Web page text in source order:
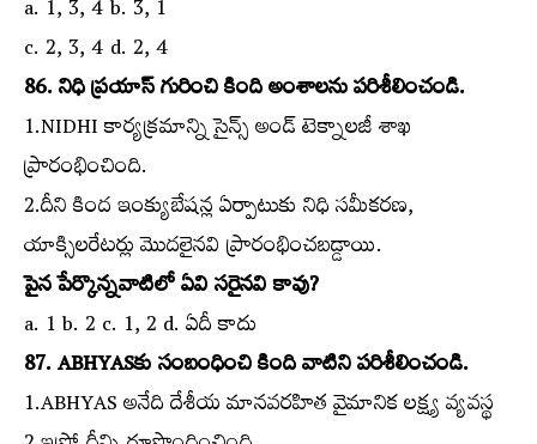
a. 1, 3, 4 b. 3, 1
c. 2, 3, 4 d. 2, 4
86. నిధి ప్రయాస్‌ గురించి కింది అంశాలను పరిశీలించండి.
1.NIDHI కార్యక్రమాన్ని సైన్స్‌ అండ్‌ టెక్నాలజీ శాఖ
ప్రారంభించింది.
2.దీని కింద ఇంక్యుబేషన్ల ఏర్పాటుకు నిధి సమీకరణ,
యాక్సిలరేటర్లు మొదలైనవి ప్రారంభించబడ్డాయి.
పైన పేర్కొన్నవాటిలో ఏవి సరైనవి కావు?
a. 1 b. 2 c. 1, 2 d. ఏదీ కాదు
87. ABHYASకు సంబంధించి కింది వాటిని పరిశీలించండి.
1.ABHYAS అనేది దేశీయ మానవరహిత వైమానిక లక్ష్య వ్యవస్థ